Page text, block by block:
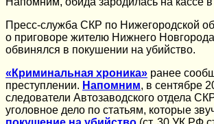
Пресс-служба СКР по Нижегородской
о приговоре жителю Нижнего
обвинялся в покушении на убийство.
«Криминальная хроника» ранее
преступлении. Напомним, в сентябре
следователи Автозаводского отдела
уголовное дело по статьям, которые